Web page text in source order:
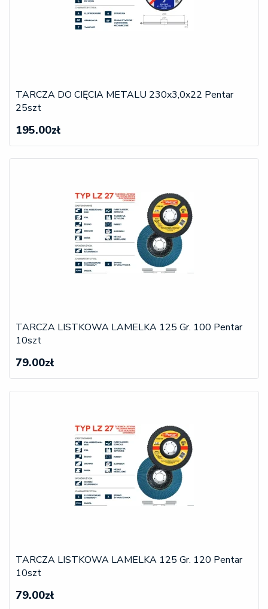
TARCZA DO CIĘCIA METALU 230x3,0x22 Pentar
25szt
195.00zł
TARCZA LISTKOWA LAMELKA 125 Gr. 100 Pentar
10szt
79.00zł
TARCZA LISTKOWA LAMELKA 125 Gr. 120 Pentar
10szt
79.00zł